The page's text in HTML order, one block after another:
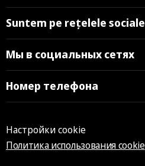
Suntem pe rețelele sociale
Мы в социальных сетях
Номер телефона
Настройки cookie
Политика использования cookie